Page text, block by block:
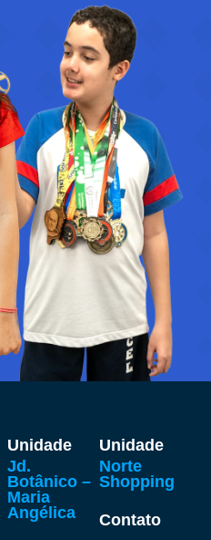
Unidade
Jd.
Botânico –
Maria
Angélica
Unidade
Norte
Shopping
Contato